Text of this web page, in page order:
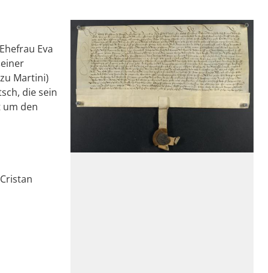
Eva
Martini)
die sein
um den